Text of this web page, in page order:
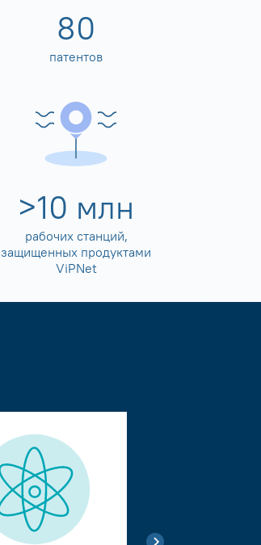
80
патентов
>10 млн
рабочих станций,
защищенных продуктами
ViPNet